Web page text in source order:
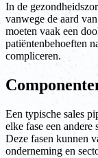
In de
vanwege de aard
moeten vaak een
patiëntenbehoeften
compliceren.
Een typische sales
elke fase een
Deze fasen kunnen
onderneming en